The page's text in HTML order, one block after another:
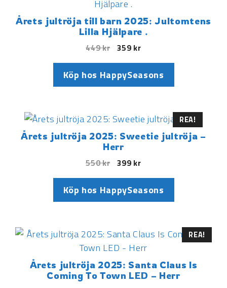
Årets jultröja till barn 2025: Jultomtens
Lilla Hjälpare .
449kr 359 kr
Köp hos HappySeasons
REA!
Årets jultröja 2025: Sweetie jultröja –
Herr
550kr 399 kr
Köp hos HappySeasons
REA!
Årets jultröja 2025: Santa Claus Is
Coming To Town LED – Herr